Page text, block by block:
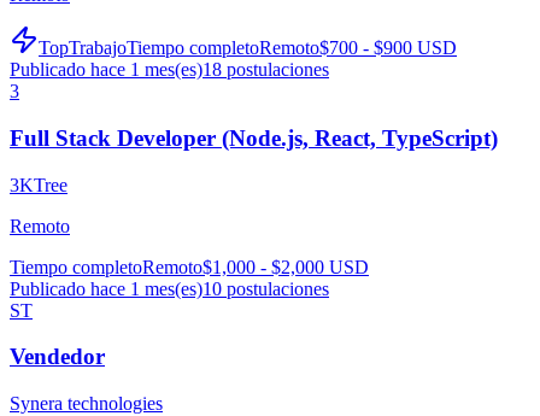
TopTrabajoTiempo completoRemoto$700 - $900 USD
Publicado hace 1 mes(es)18 postulaciones
3
Full Stack Developer (Node.js, React, TypeScript)
3KTree
Remoto
Tiempo completoRemoto$1,000 - $2,000 USD
Publicado hace 1 mes(es)10 postulaciones
ST
Vendedor
Synera technologies